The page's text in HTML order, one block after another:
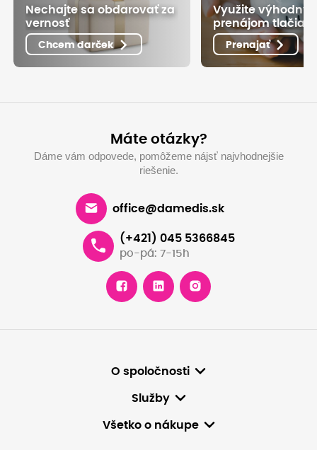
Nechajte sa obdarovať za
vernosť
Chcem darček
Využite výhodný
prenájom
Prenajať
Máte otázky?
Dáme vám odpovede, pomôžeme nájsť najvhodnejšie
riešenie.
office@damedis.sk
(+421) 045 5366845
po-pá: 7-15h
O spoločnosti
Služby
Všetko o nákupe